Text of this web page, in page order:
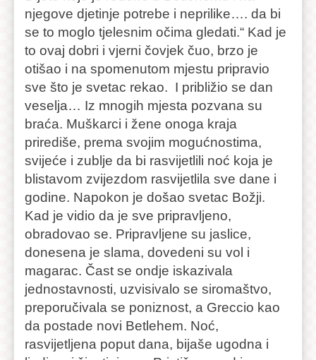
njegove djetinje potrebe i neprilike…. da bi
se to moglo tjelesnim očima gledati.“ Kad je
to ovaj dobri i vjerni čovjek čuo, brzo je
otišao i na spomenutom mjestu pripravio
sve što je svetac rekao. I približio se dan
veselja… Iz mnogih mjesta pozvana su
braća. Muškarci i žene onoga kraja
prirediše, prema svojim mogućnostima,
svijeće i zublje da bi rasvijetlili noć koja je
blistavom zvijezdom rasvijetlila sve dane i
godine. Napokon je došao svetac Božji.
Kad je vidio da je sve pripravljeno,
obradovao se. Pripravljene su jaslice,
donesena je slama, dovedeni su vol i
magarac. Čast se ondje iskazivala
jednostavnosti, uzvisivalo se siromaštvo,
preporučivala se poniznost, a Greccio kao
da postade novi Betlehem. Noć,
rasvijetljena poput dana, bijaše ugodna i